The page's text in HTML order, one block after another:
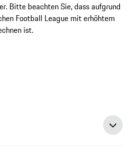
Bitte beachten Sie, dass aufgrund
Football League mit erhöhtem
ist.